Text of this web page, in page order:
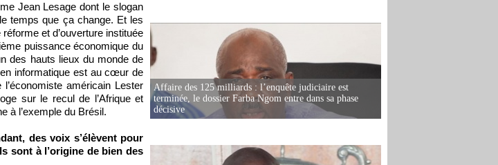
Jean Lesage dont le slogan
temps que ça change. Et les
et d’ouverture instituée
puissance économique du
des hauts lieux du monde de
informatique est au cœur de
américain Lester
sur le recul de l’Afrique et
à l’exemple du Brésil.
des voix s’élèvent pour
sont à l’origine de bien des
Affaire des 125 milliards : l’enquête judiciaire est
terminée, le dossier Farba Ngom entre dans sa phase
décisive